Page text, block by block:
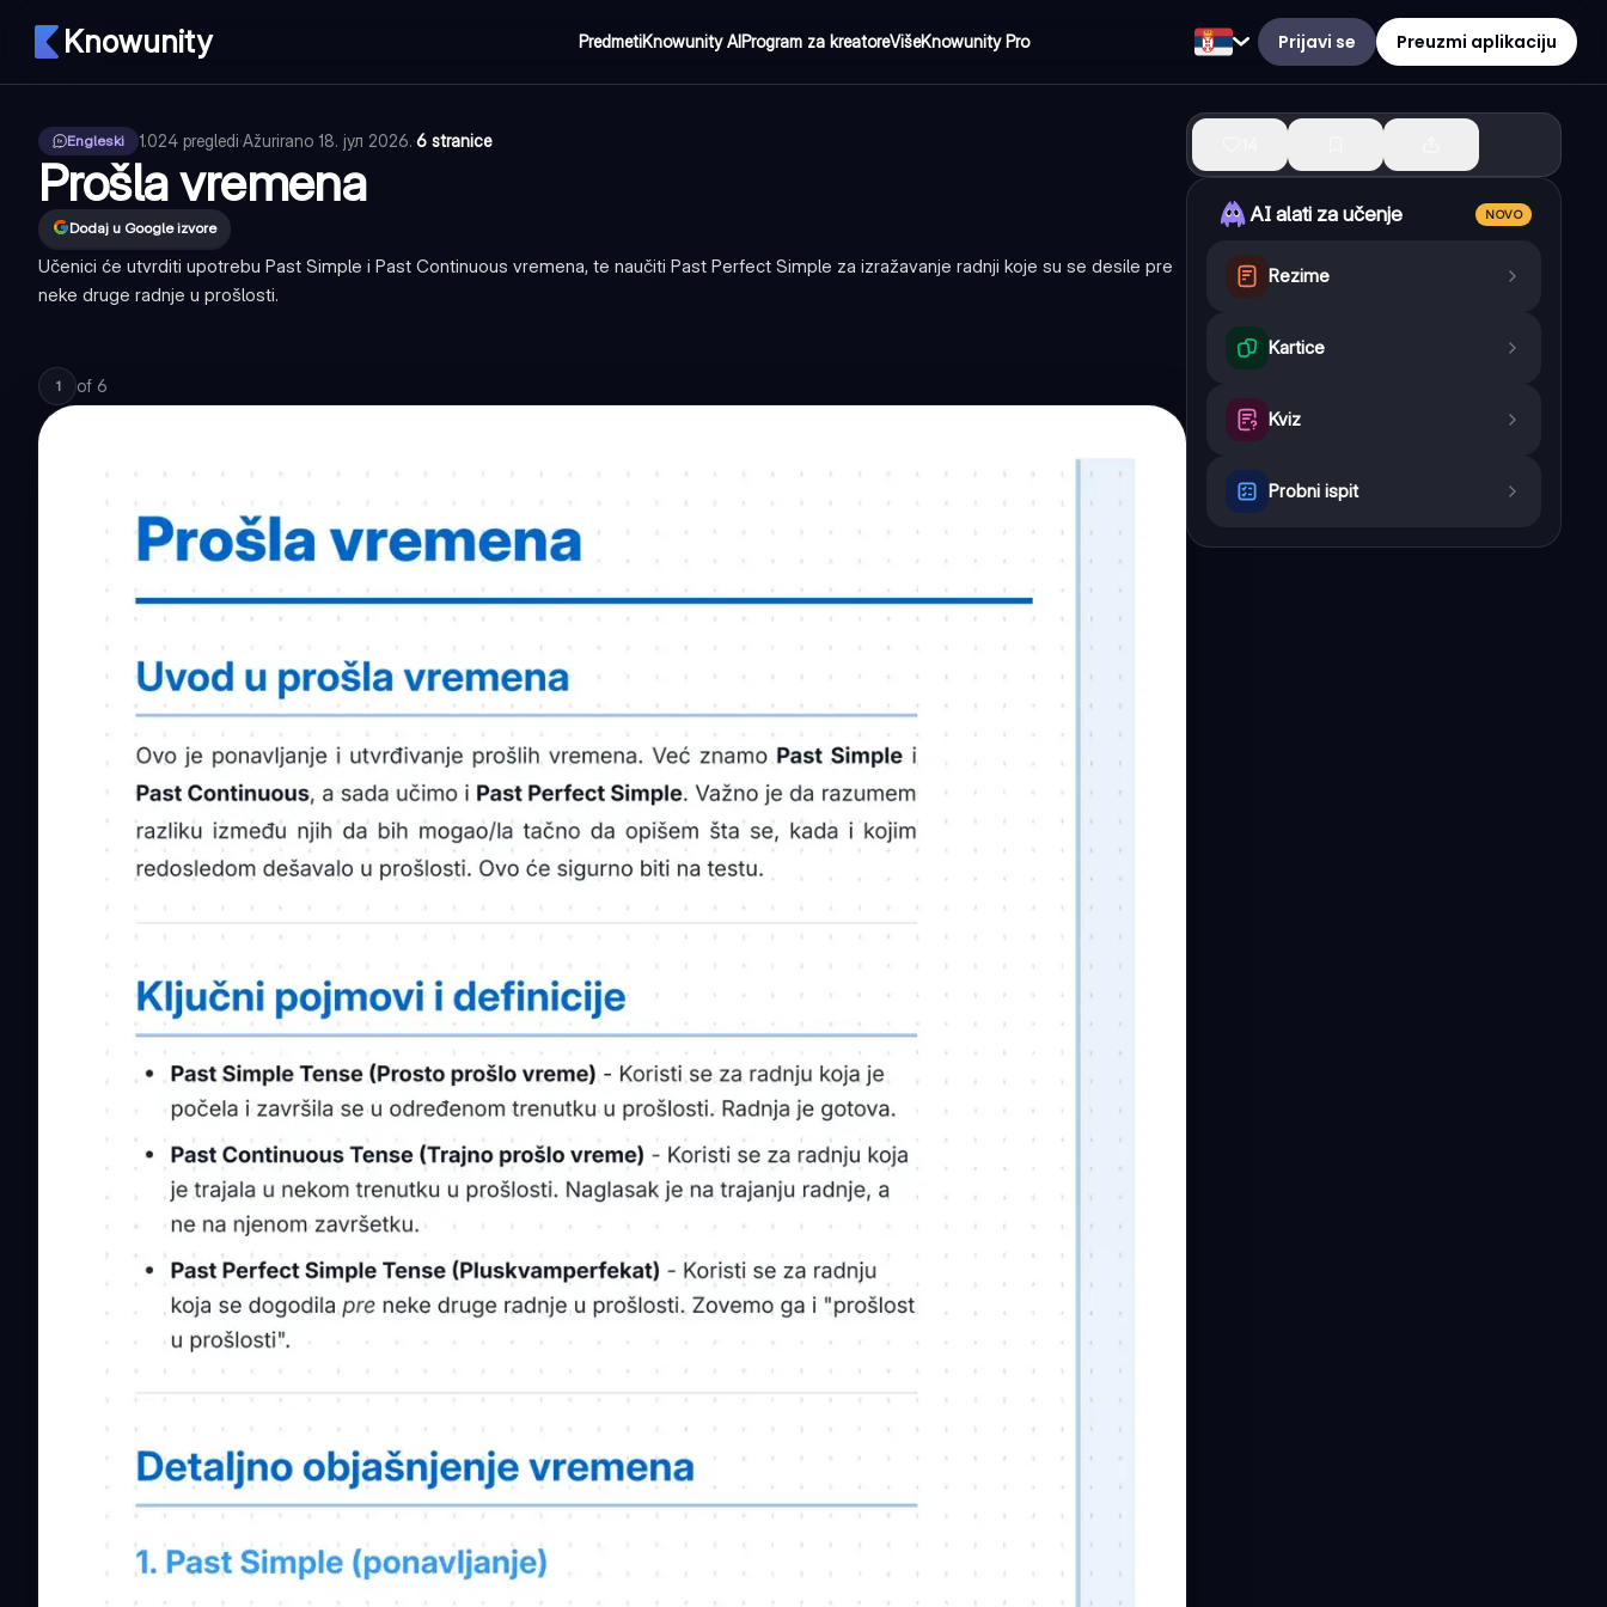
Knowunity PredmetiKnowunity AIProgram za kreatoreVišeKnowunity Pro Prijavi se Preuzmi aplikaciju
Engleski 1.024 pregledi·Ažurirano 18. јул 2026.·6 stranice
Prošla vremena
Dodaj u Google izvore
Učenici će utvrditi upotrebu Past Simple i Past Continuous vremena, te naučiti Past Perfect Simple za izražavanje radnji koje su se desile pre
neke druge radnje u prošlosti.
1 of 6
AI alati za učenje NOVO
Rezime
Kartice
Kviz
Probni ispit